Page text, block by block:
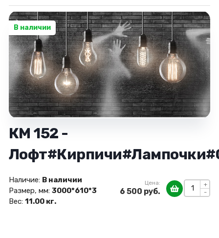
В наличии
КМ 152 -
+
-
Цена:
6 500 руб.
Наличие: В наличии
Размер, мм: 3000*610*3
Вес: 11.00 кг.